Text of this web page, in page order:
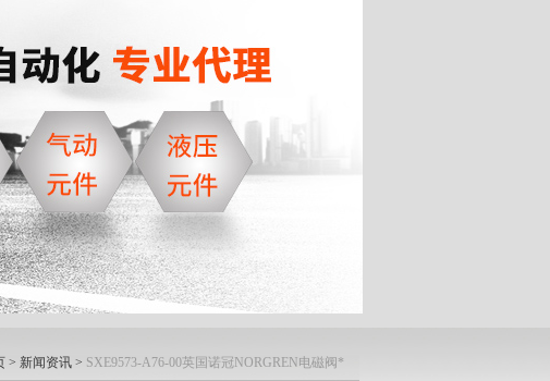
> 新闻资讯 > SXE9573-A76-00英国诺冠NORGREN电磁阀*